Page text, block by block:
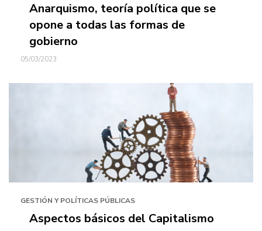
Anarquismo, teoría política que se
opone a todas las formas de
gobierno
05/03/2023
GESTIÓN Y POLÍTICAS PÚBLICAS
Aspectos básicos del Capitalismo